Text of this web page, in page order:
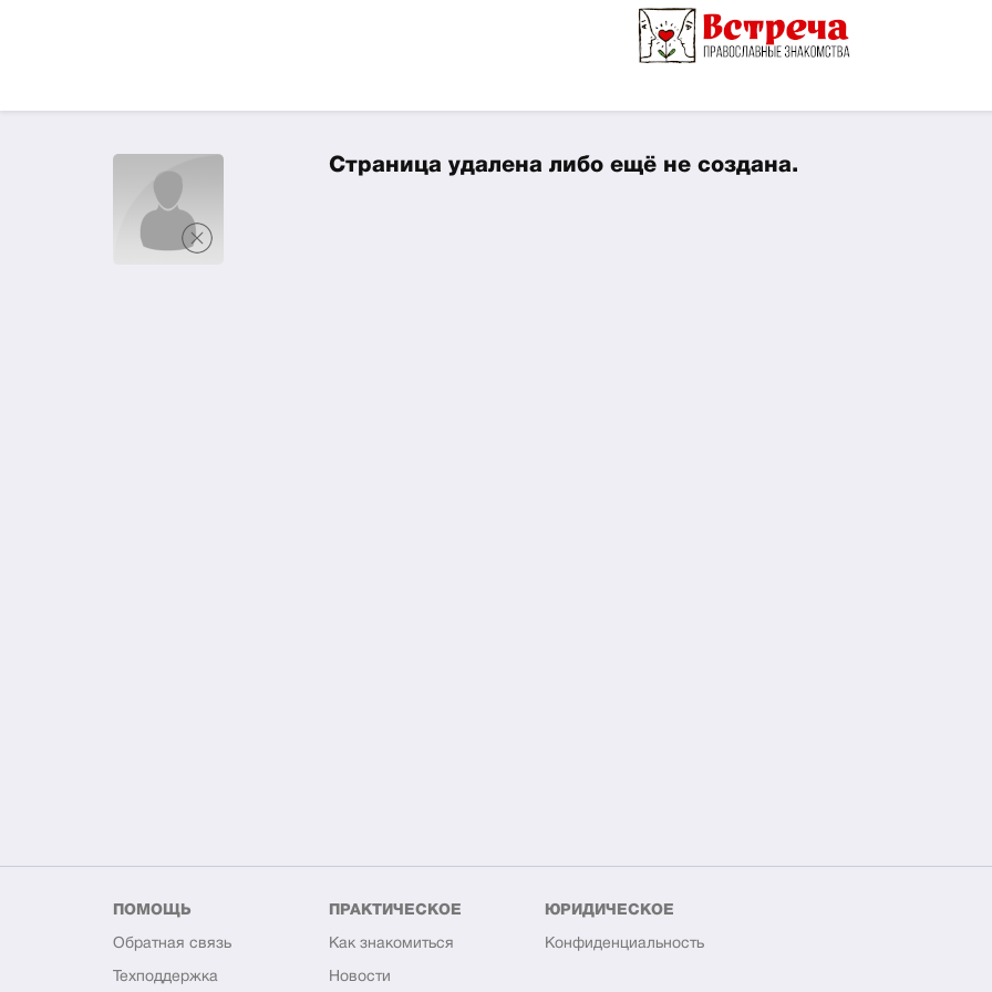
Страница удалена либо ещё не создана.
ПОМОЩЬ
Обратная связь
Техподдержка
ПРАКТИЧЕСКОЕ
Как знакомиться
Новости
ЮРИДИЧЕСКОЕ
Конфиденциальность